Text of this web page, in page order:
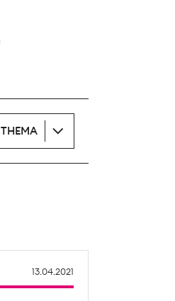
THEMA
13.04.2021